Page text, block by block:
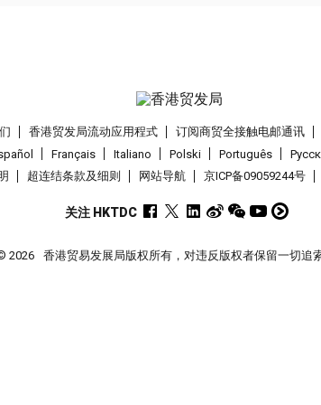
香港贸发局流动应用程式 订阅商贸全接触电邮通讯
Français Italiano Polski Português
超连结条款及细则 网站导航 京ICP备09059244号
关注 HKTDC
2026 香港贸易发展局版权所有，对违反版权者保留一切追索